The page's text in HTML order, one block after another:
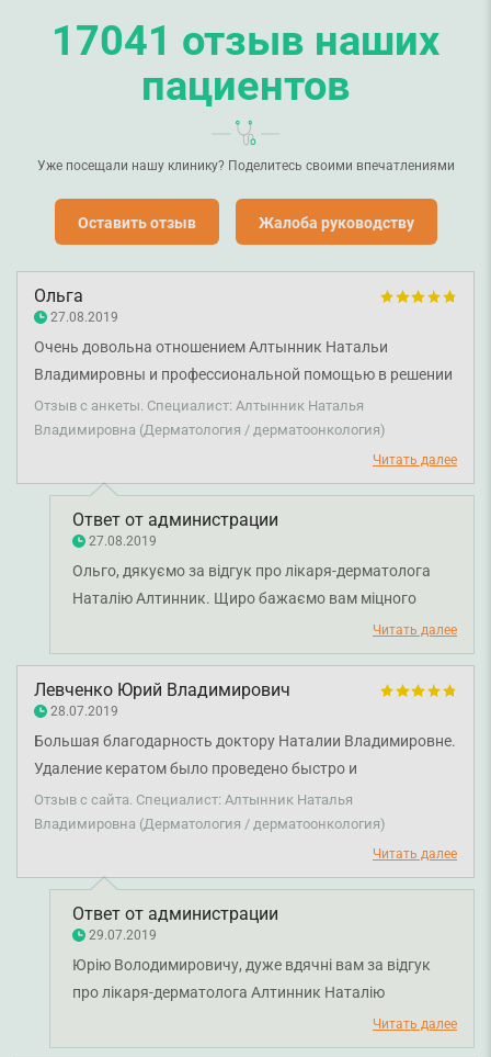
17041 отзыв наших
пациентов
Уже посещали нашу клинику? Поделитесь своими впечатлениями
Оставить отзыв Жалоба руководству
Ольга
27.08.2019
Очень довольна отношением Алтынник Натальи
Владимировны и профессиональной помощью в решении
вопроса здоровья.
Отзыв с анкеты. Специалист: Алтынник Наталья
Владимировна (Дерматология / дерматоонкология)
Читать далее
Ответ от администрации
27.08.2019
Ольго, дякуємо за відгук про лікаря-дерматолога
Наталію Алтинник. Щиро бажаємо вам міцного
Читать далее
Левченко Юрий Владимирович
28.07.2019
Большая благодарность доктору Наталии Владимировне.
Удаление кератом было проведено быстро и
безболезненно. Особую благодарность хочу выразить
директору клиники Елене Григорьевне, за подбор
персонала высокого профессионального уровня.
Отзыв с сайта. Специалист: Алтынник Наталья
Владимировна (Дерматология / дерматоонкология)
Читать далее
Ответ от администрации
29.07.2019
Юрію Володимировичу, дуже вдячні вам за відгук
про лікаря-дерматолога Алтинник Наталію
Володимирівну та директора клініки Єщенко Олену
Григорівну. Щиро бажаємо вам міцного здоров'я.
Читать далее